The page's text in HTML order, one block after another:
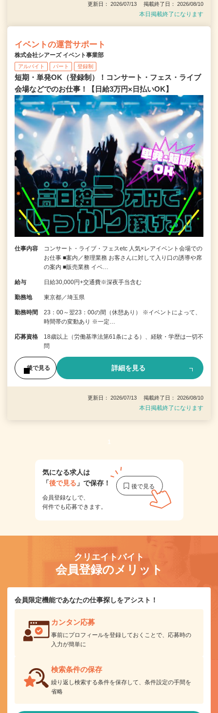
更新日： 2026/07/13 掲載終了日： 2026/08/10
本日掲載終了になります
イベントの運営サポート
株式会社シアーズ イベント事業部
アルバイト パート 登録制
短期・単発OK（登録制）！コンサート・フェス・ライブ
会場などでのお仕事！【日給3万円×日払いOK】
仕事内容
コンサート・ライブ・フェスetc 人気×レアイベント会場での
お仕事 ■案内／整理業務 お客さんに対して入り口の誘導や席
の案内 ■販売業務 イベ…
給与 日給30,000円+交通費※深夜手当含む
勤務地 東京都／埼玉県
勤務時間
23：00～翌23：00の間（休憩あり） ※イベントによって、
時間帯の変動あり ※一定…
応募資格
18歳以上（労働基準法第61条による）、経験・学歴は一切不
問
後で見る 詳細を見る
更新日： 2026/07/13 掲載終了日： 2026/08/10
本日掲載終了になります
1
気になる求人は
「後で見る 」で保存！
会員登録なしで、
何件でも応募できます。
クリエイトバイト
会員登録のメリット
会員限定機能であなたの仕事探しをアシスト！
カンタン応募
事前にプロフィールを登録しておくことで、応募時の
入力が簡単に
検索条件の保存
繰り返し検索する条件を保存して、条件設定の手間を
省略